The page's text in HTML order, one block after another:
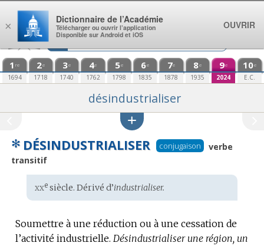
Aller au contenu
1 re
1694
2e
1718
3e
1740
4e
1762
5e
1798
6e
1835
7e
1878
8e
1935
9e
2024
10e
E.C.
désindustrialiser
✻ DÉSINDUSTRIALISER conjugaison
verbe
transitif
Étymologie
:
xxesiècle. Dérivé d’industrialiser.
Soumettre à une réduction ou à une cessation de
l’activité industrielle. Désindustrialiser une région, un
×
Dictionnaire de l’Académie
Télécharger ou ouvrir l’application
Disponible sur Android et iOS
OUVRIR